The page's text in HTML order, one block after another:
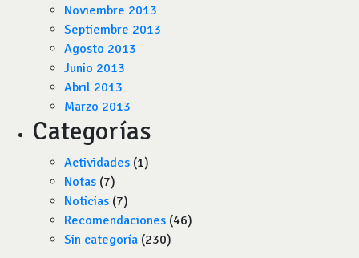
Noviembre 2013
Septiembre 2013
Agosto 2013
Junio 2013
Abril 2013
Marzo 2013
Categorías
Actividades (1)
Notas (7)
Noticias (7)
Recomendaciones (46)
Sin categoría (230)